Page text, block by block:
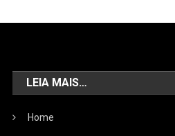
LEIA MAIS…
Home